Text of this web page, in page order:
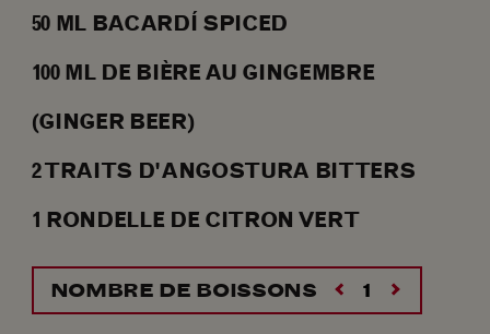
50 ML BACARDÍ SPICED
100MLDE BIÈRE AU GINGEMBRE
(GINGER BEER)
2TRAITS D'ANGOSTURA BITTERS
1 RONDELLEDE CITRON VERT
NOMBRE DE BOISSONS